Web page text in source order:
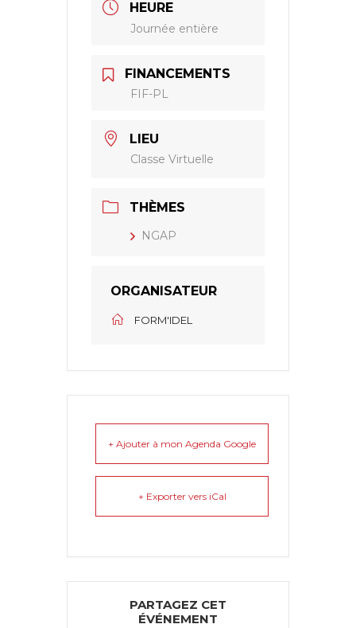
HEURE
Journée entière
FINANCEMENTS
FIF-PL
LIEU
Classe Virtuelle
THÈMES
NGAP
ORGANISATEUR
FORM'IDEL
+ Ajouter à mon Agenda Google
+ Exporter vers iCal
PARTAGEZ CET
ÉVÉNEMENT